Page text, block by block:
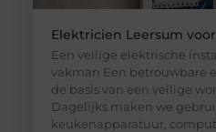
Elektricien Leersum
Een veilige elektrische
vakman Een betrouwbare
de basis van een veilige
Dagelijks maken we
keukenapparatuur,